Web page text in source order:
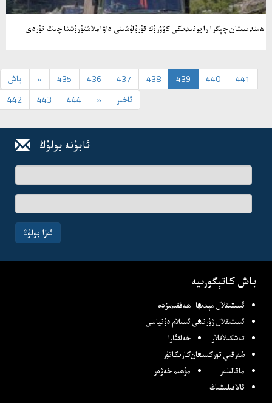
ھىندىستان چېگرا رايونىدىكى كۆۋرۈك قۇرۇلۇشىنى داۋاملاشتۇرۇشتا چىڭ تۇردى
باش « 435 436 437 438 439 440
441
442
443 444 » ئاخىر
ئابۇنە بولۇڭ
ئىسىم-
فامىلىڭىز
ئېلخەت
ئادرىسىڭىز
ئەزا بولۇڭ
باش كاتېگورىيە
ئىستىقلال مېدىيا ھەققىمىزدە
ئىستىقلال ژۇرنىلى ئىسلام دۇنياسى
تەشكىلاتلار
خەلقئارا
شەرقىي تۈركىستانكارىكاتۇر
ماقالىلەر
مۇھىم خەۋەر
ئالاقىلىشىڭ